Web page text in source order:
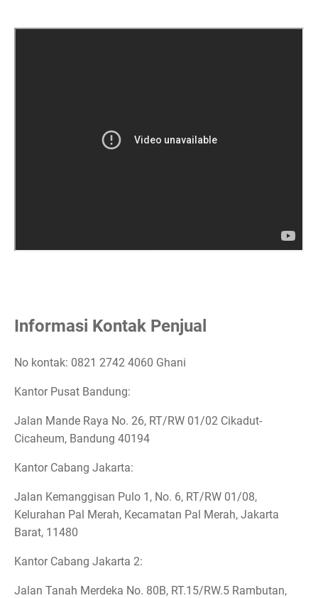
Informasi Kontak Penjual
No kontak: 0821 2742 4060 Ghani
Kantor Pusat Bandung:
Jalan Mande Raya No. 26, RT/RW 01/02 Cikadut-
Cicaheum, Bandung 40194
Kantor Cabang Jakarta:
Jalan Kemanggisan Pulo 1, No. 6, RT/RW 01/08,
Kelurahan Pal Merah, Kecamatan Pal Merah, Jakarta
Barat, 11480
Kantor Cabang Jakarta 2:
Jalan Tanah Merdeka No. 80B, RT.15/RW.5 Rambutan,